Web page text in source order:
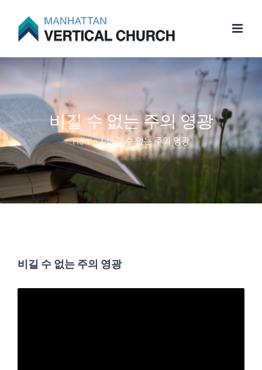
비길 수 없는 주의 영광
Home / 비길 수 없는 주의 영광
비길 수 없는 주의 영광